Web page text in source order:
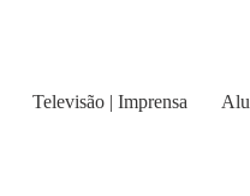
Televisão | Imprensa